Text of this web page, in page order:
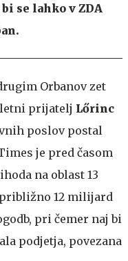
se lahko v ZDA
Orbanov zet
prijatelj Lőrinc
poslov postal
je pred časom
na oblast 13
12 milijard
pri čemer naj bi
podjetja, povezana